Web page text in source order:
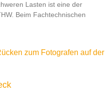
Lasten ist eine der
Beim Fachtechnischen